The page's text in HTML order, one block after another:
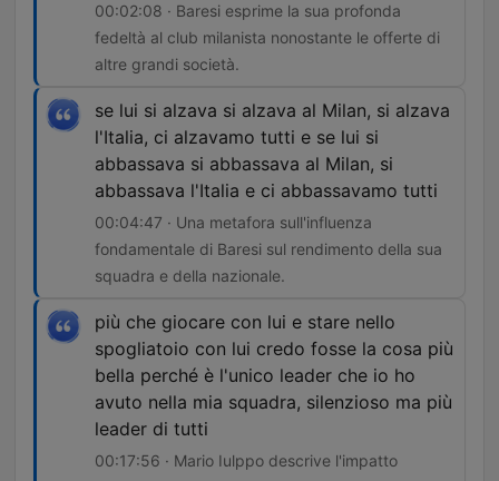
00:02:08 · Baresi esprime la sua profonda
fedeltà al club milanista nonostante le offerte di
altre grandi società.
se lui si alzava si alzava al Milan, si alzava
l'Italia, ci alzavamo tutti e se lui si
abbassava si abbassava al Milan, si
abbassava l'Italia e ci abbassavamo tutti
00:04:47 · Una metafora sull'influenza
fondamentale di Baresi sul rendimento della sua
squadra e della nazionale.
più che giocare con lui e stare nello
spogliatoio con lui credo fosse la cosa più
bella perché è l'unico leader che io ho
avuto nella mia squadra, silenzioso ma più
leader di tutti
00:17:56 · Mario Iulppo descrive l'impatto